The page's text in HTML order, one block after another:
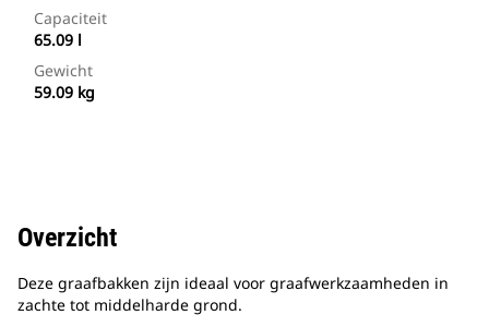
Capaciteit
65.09 l
Gewicht
59.09 kg
Overzicht
Deze graafbakken zijn ideaal voor graafwerkzaamheden in
zachte tot middelharde grond.